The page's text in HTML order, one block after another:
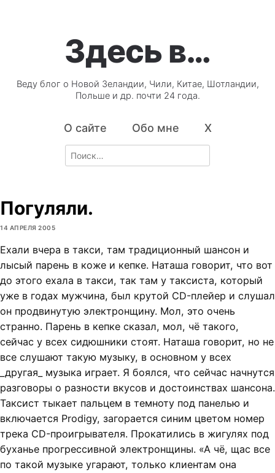
Здесь в…
Веду блог о Новой Зеландии, Чили, Китае, Шотландии,
Польше и др. почти 24 года.
О сайте Обо мне X
Search
for:
Погуляли.
14 АПРЕЛЯ 2005
Ехали вчера в такси, там традиционный шансон и
лысый парень в коже и кепке. Наташа говорит, что вот
до этого ехала в такси, так там у таксиста, который
уже в годах мужчина, был крутой CD-плейер и слушал
он продвинутую электронщину. Мол, это очень
странно. Парень в кепке сказал, мол, чё такого,
сейчас у всех сидюшники стоят. Наташа говорит, но не
все слушают такую музыку, в основном у всех
_другая_ музыка играет. Я боялся, что сейчас начнутся
разговоры о разности вкусов и достоинствах шансона.
Таксист тыкает пальцем в темноту под панелью и
включается Prodigy, загорается синим цветом номер
трека CD-проигрывателя. Прокатились в жигулях под
буханье прогрессивной электронщины. «А чё, щас все
по такой музыке угарают, только клиентам она